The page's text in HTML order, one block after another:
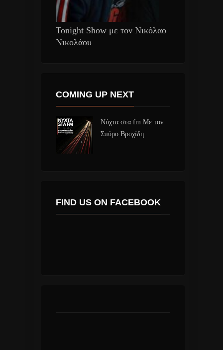
Tonight Show με τον Νικόλαο
Νικολάου
COMING UP NEXT
Νύχτα στα fm Με τον
Σπύρο Βροχίδη
FIND US ON FACEBOOK